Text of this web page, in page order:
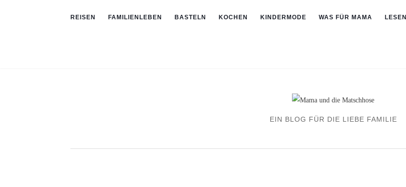
REISEN FAMILIENLEBEN BASTELN KOCHEN KINDERMODE WAS FÜR MAMA LESEN
EIN BLOG FÜR DIE LIEBE FAMILIE